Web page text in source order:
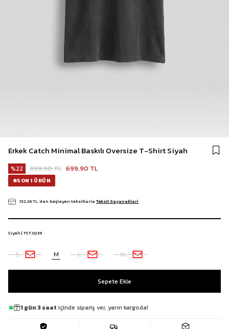
Erkek Catch Minimal Baskılı Oversize T-Shirt Siyah
22 899,90 TL 699,90 TL
SON 1 ÜRÜN
132,26 TL`den başlayan taksitlerle Taksit Seçenekleri
Siyah | TST.0239
S M L XL
1 gün 3 saat içinde sipariş ver, yarın kargoda!